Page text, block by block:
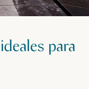
para